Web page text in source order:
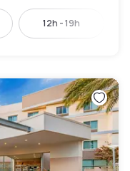
12h - 19h